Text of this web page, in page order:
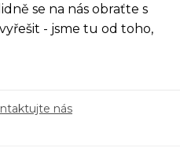
se na nás obraťte s
- jsme tu od toho,
nás